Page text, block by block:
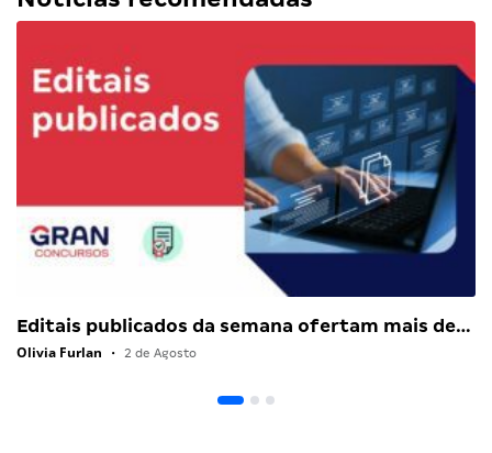
Editais publicados da semana ofertam mais de…
Olivia Furlan • 2 de Agosto